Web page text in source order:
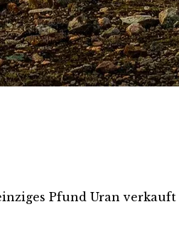
Pfund Uran